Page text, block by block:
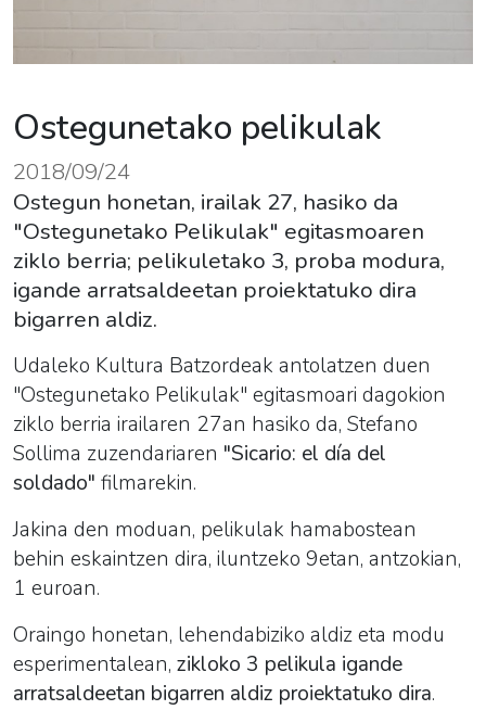
Ostegunetako pelikulak
2018/09/24
Ostegun honetan, irailak 27, hasiko da
"Ostegunetako Pelikulak" egitasmoaren
ziklo berria; pelikuletako 3, proba modura,
igande arratsaldeetan proiektatuko dira
bigarren aldiz.
Udaleko Kultura Batzordeak antolatzen duen
"Ostegunetako Pelikulak" egitasmoari dagokion
ziklo berria irailaren 27an hasiko da, Stefano
Sollima zuzendariaren "Sicario: el día del
soldado" filmarekin.
Jakina den moduan, pelikulak hamabostean
behin eskaintzen dira, iluntzeko 9etan, antzokian,
1 euroan.
Oraingo honetan, lehendabiziko aldiz eta modu
esperimentalean, zikloko 3 pelikula igande
arratsaldeetan bigarren aldiz proiektatuko dira.